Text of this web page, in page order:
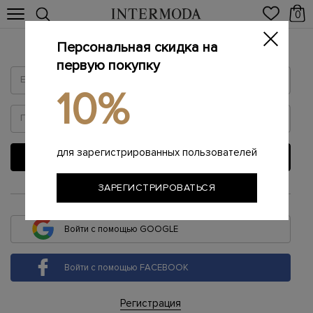
0
Войти
ВОЙТИ
или
Войти с помощью GOOGLE
Войти с помощью FACEBOOK
Регистрация
Персональная скидка на
первую покупку
10%
для зарегистрированных пользователей
ЗАРЕГИСТРИРОВАТЬСЯ